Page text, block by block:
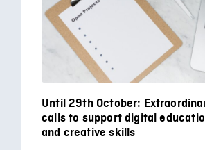
Until 29th October:
calls to support digital
and creative skills